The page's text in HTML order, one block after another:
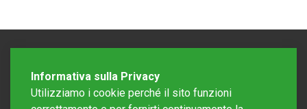
Informativa sulla Privacy
Utilizziamo i cookie perché il sito funzioni